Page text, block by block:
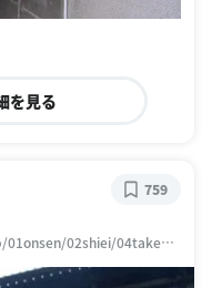
を見る
02shiei/04takega
759